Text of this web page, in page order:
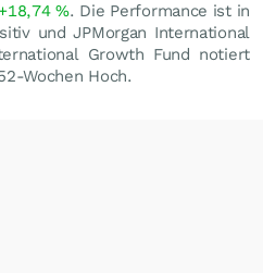
+18,74%. Die Performance ist in
und JPMorgan International
Growth Fund notiert
Wochen Hoch.